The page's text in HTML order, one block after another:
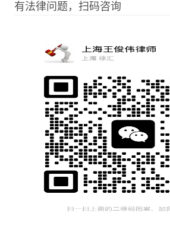
有法律问题，扫码咨询